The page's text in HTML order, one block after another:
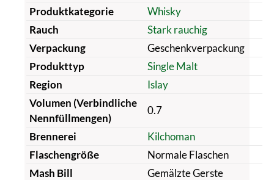
Produktkategorie
Whisky
Rauch
Stark rauchig
Verpackung
Geschenkverpackung
Produkttyp
Single Malt
Region
Islay
Volumen (Verbindliche
Nennfüllmengen)
0.7
Brennerei
Kilchoman
Flaschengröße
Normale Flaschen
Mash Bill
Gemälzte Gerste